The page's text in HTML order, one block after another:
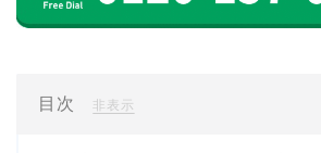
目次 非表示